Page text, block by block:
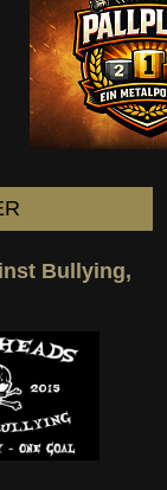
Bullying,